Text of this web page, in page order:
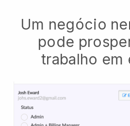
Um negócio
pode
trabalho em